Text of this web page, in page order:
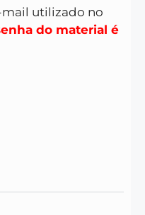
utilizado no
do material é